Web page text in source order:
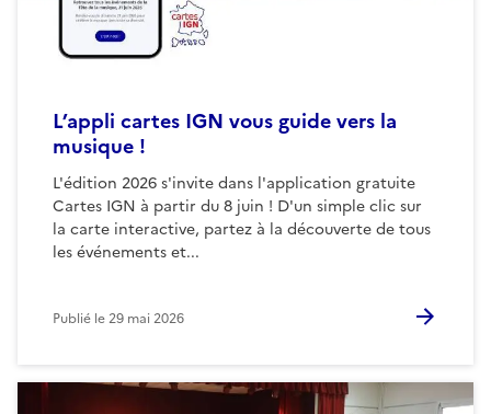
L’appli cartes IGN vous guide vers la
musique !
L'édition 2026 s'invite dans l'application gratuite
Cartes IGN à partir du 8 juin ! D'un simple clic sur
la carte interactive, partez à la découverte de tous
les événements et...
Publié le29 mai 2026